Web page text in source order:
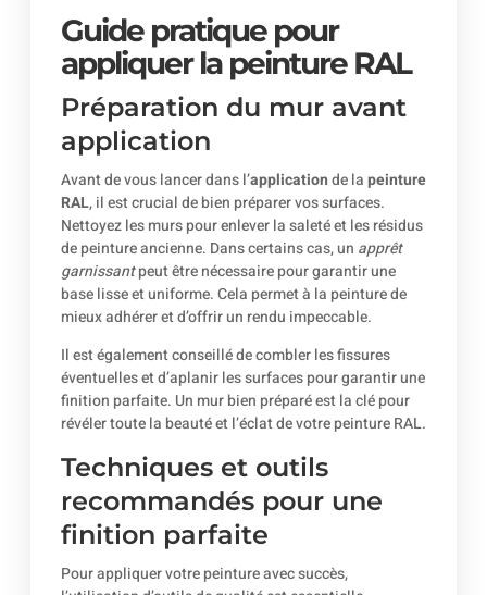
Guide pratique pour
appliquer la peinture RAL
Préparation du mur avant
application
Avant de vous lancer dans l’applicationde lapeinture
RAL, il est crucial de bien préparer vos surfaces.
Nettoyez les murs pour enlever la saleté et les résidus
de peinture ancienne. Dans certains cas, un apprêt
garnissantpeut être nécessaire pour garantir une
base lisse et uniforme. Cela permet à la peinture de
mieux adhérer et d’offrir un rendu impeccable.
Il est également conseillé de combler les fissures
éventuelles et d’aplanir les surfaces pour garantir une
finition parfaite. Un mur bien préparé est la clé pour
révéler toute la beauté et l’éclat de votre peinture RAL.
Techniques et outils
recommandés pour une
finition parfaite
Pour appliquer votre peinture avec succès,